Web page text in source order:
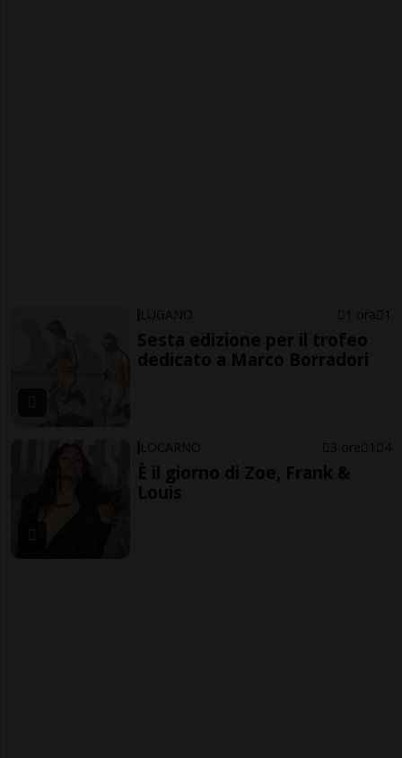
LUGANO 1 ora 1
Sesta edizione per il trofeo
dedicato a Marco Borradori
LOCARNO 3 ore 1 4
È il giorno di Zoe, Frank &
Louis